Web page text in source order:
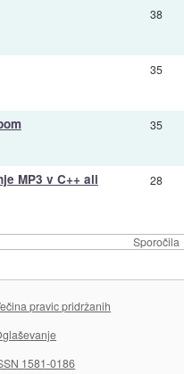
Sporočila
38
35
35
MP3 v C++ ali 28
pravic pridržanih
1581-0186